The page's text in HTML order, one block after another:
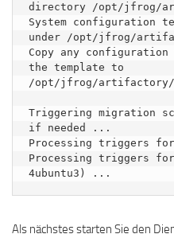
directory /opt/jfrog/
System configuration
under /opt/jfrog/
Copy any
the template to
/opt/jfrog/artifactory/
Triggering migration
if needed ...
Processing triggers
Processing triggers
Als nächstes starten Sie den